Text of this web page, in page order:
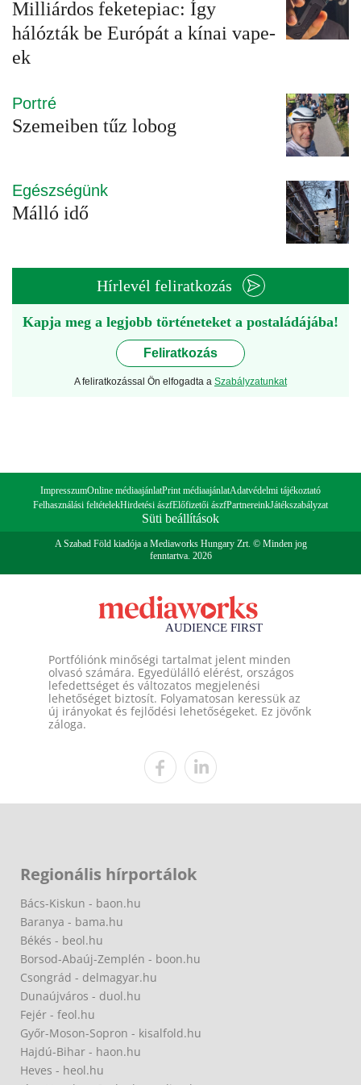
Milliárdos feketepiac: Így
hálózták be Európát a kínai vape-
ek
Portré
Szemeiben tűz lobog
Egészségünk
Málló idő
Hírlevél feliratkozás
Kapja meg a legjobb történeteket a postaládájába!
Feliratkozás
A feliratkozással Ön elfogadta a Szabályzatunkat
ImpresszumOnline médiaajánlatPrint médiaajánlatAdatvédelmi tájékoztató
Felhasználási feltételekHirdetési ászfElőfizetői ászfPartnereinkJátékszabályzat
Süti beállítások
A Szabad Föld kiadója a Mediaworks Hungary Zrt. © Minden jog
fenntartva. 2026
Portfóliónk minőségi tartalmat jelent minden
olvasó számára. Egyedülálló elérést, országos
lefedettséget és változatos megjelenési
lehetőséget biztosít. Folyamatosan keressük az
új irányokat és fejlődési lehetőségeket. Ez jövőnk
záloga.
Regionális hírportálok
Bács-Kiskun - baon.hu
Baranya - bama.hu
Békés - beol.hu
Borsod-Abaúj-Zemplén - boon.hu
Csongrád - delmagyar.hu
Dunaújváros - duol.hu
Fejér - feol.hu
Győr-Moson-Sopron - kisalfold.hu
Hajdú-Bihar - haon.hu
Heves - heol.hu